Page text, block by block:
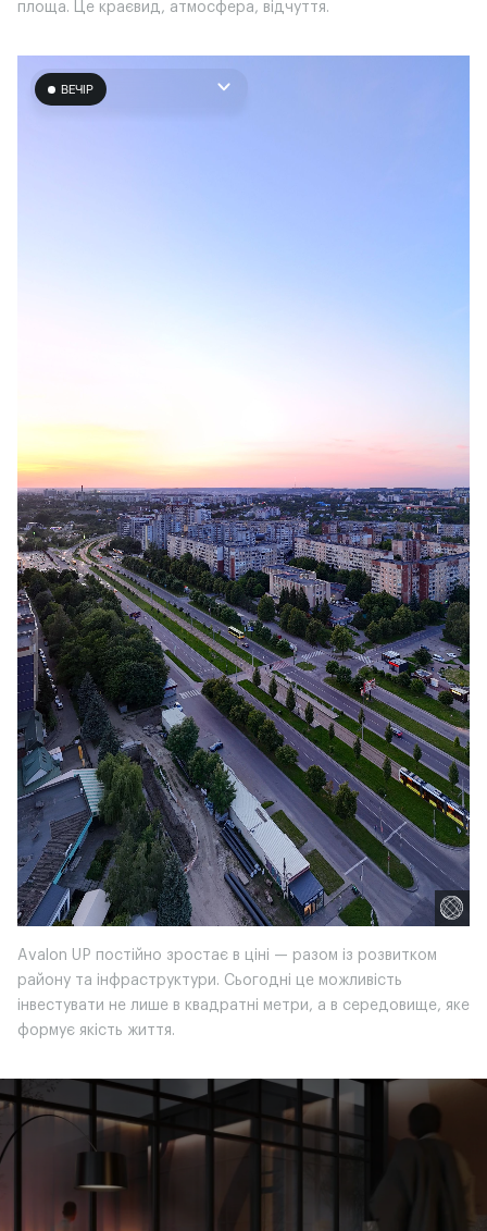
площа. Це краєвид, атмосфера, відчуття.
Avalon UP постійно зростає в ціні — разом із розвитком
району та інфраструктури. Сьогодні це можливість
інвестувати не лише в квадратні метри, а в середовище, яке
формує якість життя.